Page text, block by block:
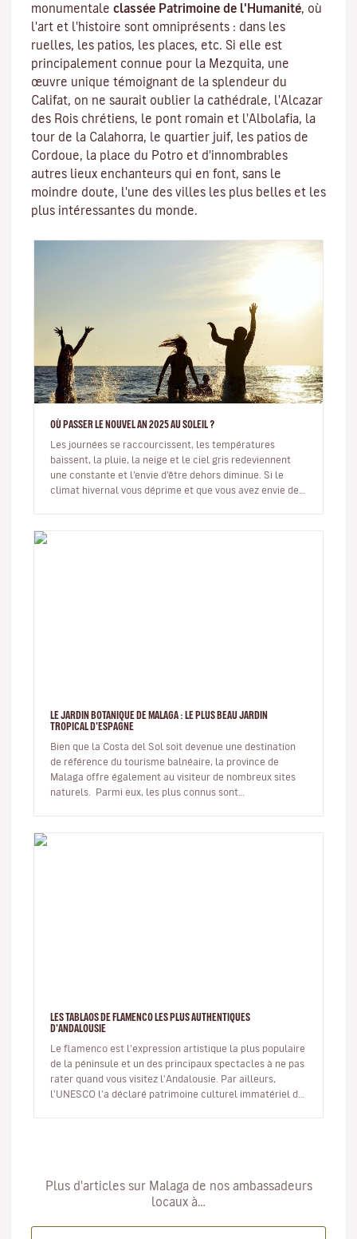
monumentale classée Patrimoine de l'Humanité, où
l'art et l'histoire sont omniprésents : dans les
ruelles, les patios, les places, etc. Si elle est
principalement connue pour la Mezquita, une
œuvre unique témoignant de la splendeur du
Califat, on ne saurait oublier la cathédrale, l'Alcazar
des Rois chrétiens, le pont romain et l'Albolafia, la
tour de la Calahorra, le quartier juif, les patios de
Cordoue, la place du Potro et d'innombrables
autres lieux enchanteurs qui en font, sans le
moindre doute, l'une des villes les plus belles et les
plus intéressantes du monde.
OÙ PASSER LE NOUVEL AN 2025 AU SOLEIL ?
Les journées se raccourcissent, les températures
baissent, la pluie, la neige et le ciel gris redeviennent
une constante et l’envie d’être dehors diminue. Si le
climat hivernal vous déprime et que vous avez envie de
LE JARDIN BOTANIQUE DE MALAGA : LE PLUS BEAU JARDIN
TROPICAL D'ESPAGNE
Bien que la Costa del Sol soit devenue une destination
de référence du tourisme balnéaire, la province de
Malaga offre également au visiteur de nombreux sites
naturels. Parmi eux, les plus connus sont
LES TABLAOS DE FLAMENCO LES PLUS AUTHENTIQUES
D'ANDALOUSIE
Le flamenco est l'expression artistique la plus populaire
de la péninsule et un des principaux spectacles à ne pas
rater quand vous visitez l'Andalousie. Par ailleurs,
l'UNESCO l'a déclaré patrimoine culturel immatériel de
Plus d'articles sur Malaga de nos ambassadeurs
locaux à…